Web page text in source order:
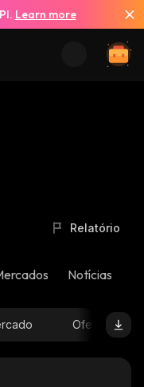
Learn more
Relatório
Notícias
Oferta